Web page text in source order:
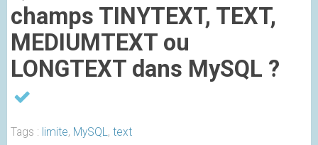
champs TINYTEXT, TEXT,
MEDIUMTEXT ou
LONGTEXT dans MySQL ?
Tags : limite, MySQL, text